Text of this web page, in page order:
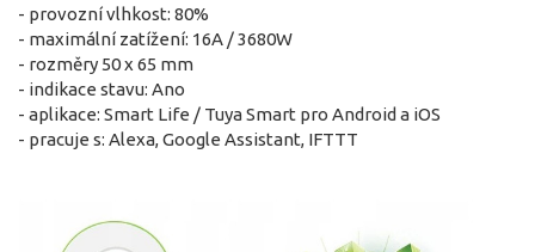
- provozní vlhkost: 80%
- maximální zatížení: 16A / 3680W
- rozměry 50 x 65 mm
- indikace stavu: Ano
- aplikace: Smart Life / Tuya Smart pro Android a iOS
- pracuje s: Alexa, Google Assistant, IFTTT